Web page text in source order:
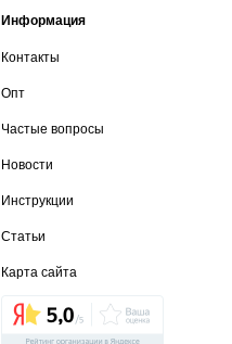
Информация
Контакты
Опт
Частые вопросы
Новости
Инструкции
Статьи
Карта сайта